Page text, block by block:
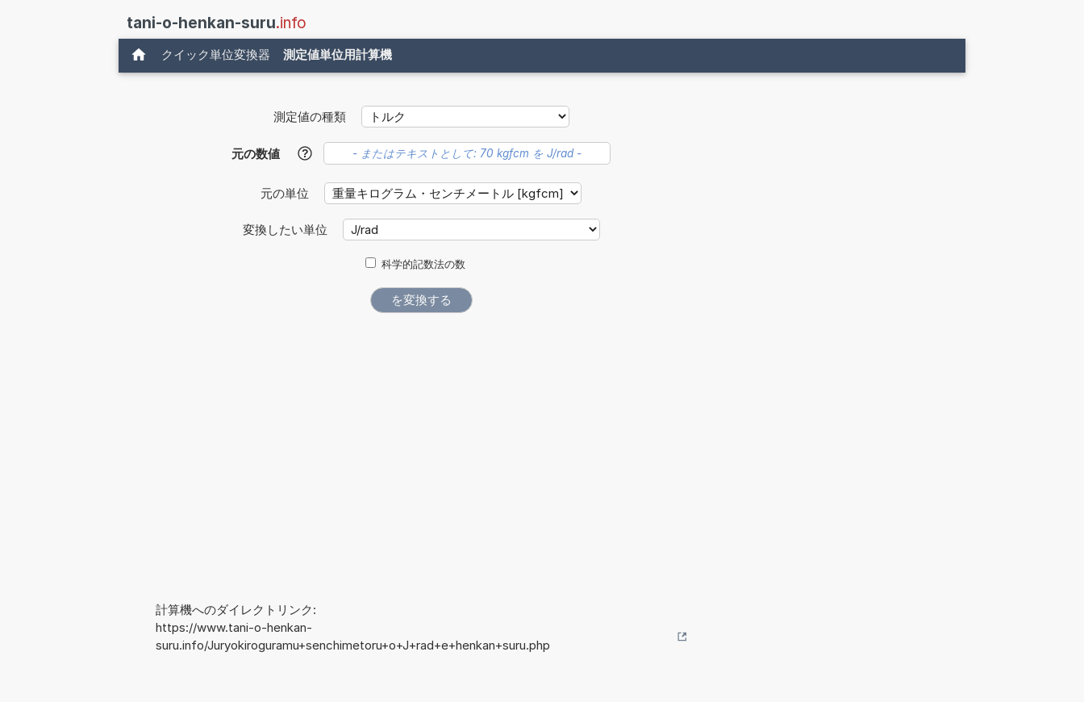
tani-o-henkan-suru.info
クイック単位変換器 測定値単位用計算機
測定値の種類
元の数値 ?
元の単位
変換したい単位
科学的記数法の数
計算機へのダイレクトリンク:
https://www.tani-o-henkan-
suru.info/Juryokiroguramu+senchimetoru+o+J+rad+e+henkan+suru.php